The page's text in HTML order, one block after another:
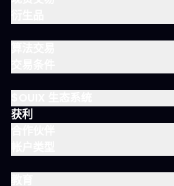
获利